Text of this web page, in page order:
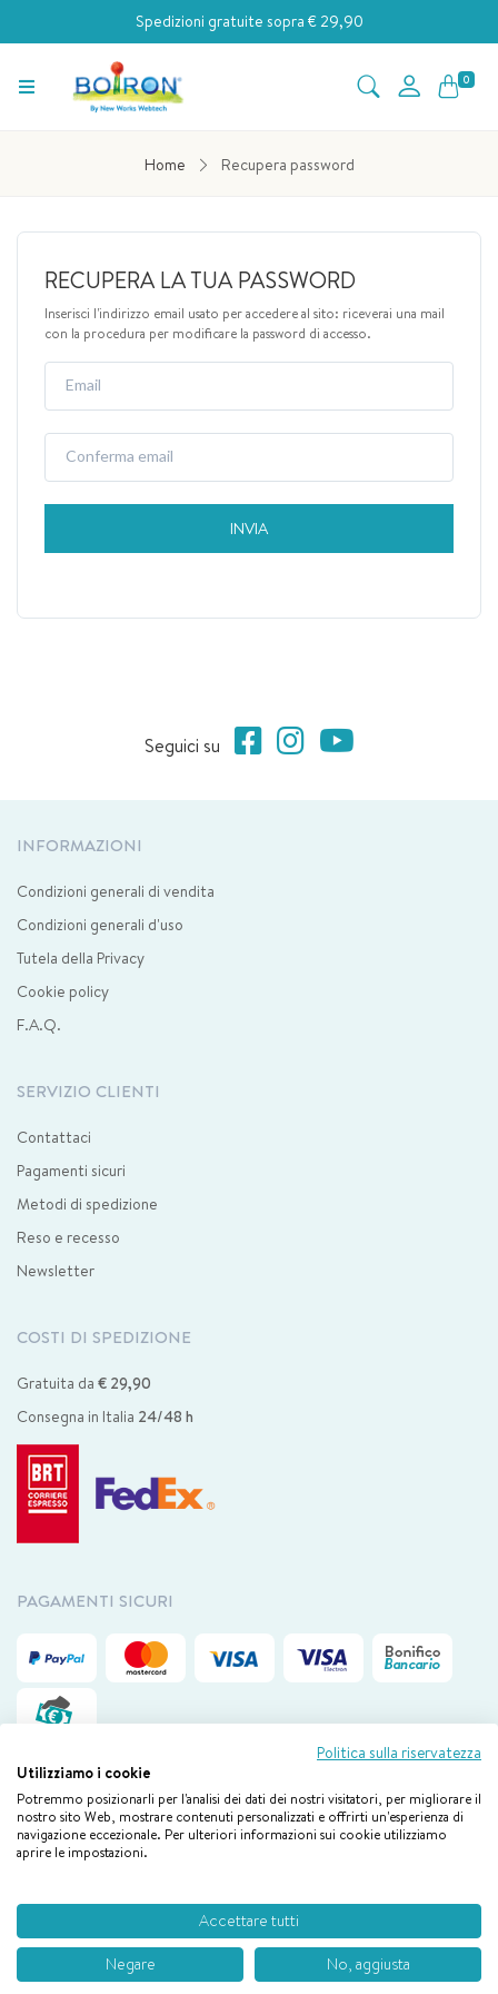
Spedizioni gratuite sopra € 29,90
0
Home Recupera password
RECUPERA LA TUA PASSWORD
Inserisci l'indirizzo email usato per accedere al sito: riceverai una mail
con la procedura per modificare la password di accesso.
Email
Conferma email
INVIA
Seguici su
INFORMAZIONI
Condizioni generali di vendita
Condizioni generali d'uso
Tutela della Privacy
Cookie policy
F.A.Q.
SERVIZIO CLIENTI
Contattaci
Pagamenti sicuri
Metodi di spedizione
Reso e recesso
Newsletter
COSTI DI SPEDIZIONE
Gratuita da € 29,90
Consegna in Italia 24/48 h
PAGAMENTI SICURI
Il nostro servizio clienti è disponibile via mail da lunedì a venerdìdalle
09.00 alle 18.00
Boiron © 2026 By E-Tailor – New Works Webtech Srl
P. IVA 02658930132
Politica sulla riservatezza
Utilizziamo i cookie
Potremmo posizionarli per l'analisi dei dati dei nostri visitatori, per migliorare il
nostro sito Web, mostrare contenuti personalizzati e offrirti un'esperienza di
navigazione eccezionale. Per ulteriori informazioni sui cookie utilizziamo
aprire le impostazioni.
Accettare tutti
Negare No, aggiusta